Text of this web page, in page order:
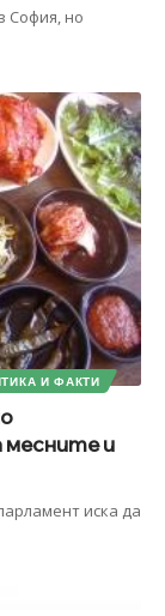
София, но
И ФАКТИ
месните и
иска да